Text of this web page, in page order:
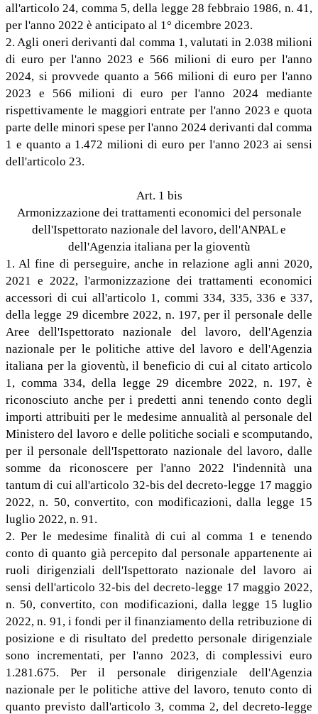
all'articolo 24, comma 5, della legge 28 febbraio 1986, n. 41,
per l'anno 2022 è anticipato al 1° dicembre 2023.
2. Agli oneri derivanti dal comma 1, valutati in 2.038 milioni
di euro per l'anno 2023 e 566 milioni di euro per l'anno
2024, si provvede quanto a 566 milioni di euro per l'anno
2023 e 566 milioni di euro per l'anno 2024 mediante
rispettivamente le maggiori entrate per l'anno 2023 e quota
parte delle minori spese per l'anno 2024 derivanti dal comma
1 e quanto a 1.472 milioni di euro per l'anno 2023 ai sensi
dell'articolo 23.
Art. 1 bis
Armonizzazione dei trattamenti economici del personale
dell'Ispettorato nazionale del lavoro, dell'ANPAL e
dell'Agenzia italiana per la gioventù
1. Al fine di perseguire, anche in relazione agli anni 2020,
2021 e 2022, l'armonizzazione dei trattamenti economici
accessori di cui all'articolo 1, commi 334, 335, 336 e 337,
della legge 29 dicembre 2022, n. 197, per il personale delle
Aree dell'Ispettorato nazionale del lavoro, dell'Agenzia
nazionale per le politiche attive del lavoro e dell'Agenzia
italiana per la gioventù, il beneficio di cui al citato articolo
1, comma 334, della legge 29 dicembre 2022, n. 197, è
riconosciuto anche per i predetti anni tenendo conto degli
importi attribuiti per le medesime annualità al personale del
Ministero del lavoro e delle politiche sociali e scomputando,
per il personale dell'Ispettorato nazionale del lavoro, dalle
somme da riconoscere per l'anno 2022 l'indennità una
tantum di cui all'articolo 32-bis del decreto-legge 17 maggio
2022, n. 50, convertito, con modificazioni, dalla legge 15
luglio 2022, n. 91.
2. Per le medesime finalità di cui al comma 1 e tenendo
conto di quanto già percepito dal personale appartenente ai
ruoli dirigenziali dell'Ispettorato nazionale del lavoro ai
sensi dell'articolo 32-bis del decreto-legge 17 maggio 2022,
n. 50, convertito, con modificazioni, dalla legge 15 luglio
2022, n. 91, i fondi per il finanziamento della retribuzione di
posizione e di risultato del predetto personale dirigenziale
sono incrementati, per l'anno 2023, di complessivi euro
1.281.675. Per il personale dirigenziale dell'Agenzia
nazionale per le politiche attive del lavoro, tenuto conto di
quanto previsto dall'articolo 3, comma 2, del decreto-legge